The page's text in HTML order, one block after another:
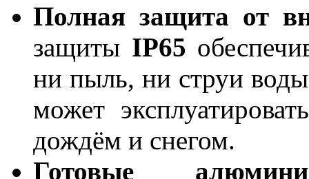
Полная защита от
защиты IP65
ни пыль, ни струи
может
дождём и снегом.
Готовые